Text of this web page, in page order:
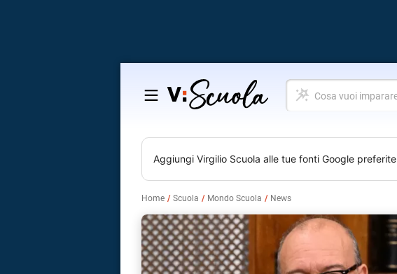
Salta
contenuto
Cosa
vuoi
Aggiungi Virgilio Scuola alle tue fonti Google preferite
Home Scuola Mondo Scuola News